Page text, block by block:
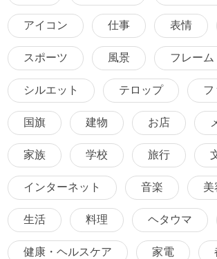
アイコン 仕事 表情
スポーツ 風景 フレーム
シルエット テロップ フ
国旗 建物 お店
家族 学校 旅行
インターネット 音楽 美
生活 料理 ヘタウマ
健康・ヘルスケア 家電